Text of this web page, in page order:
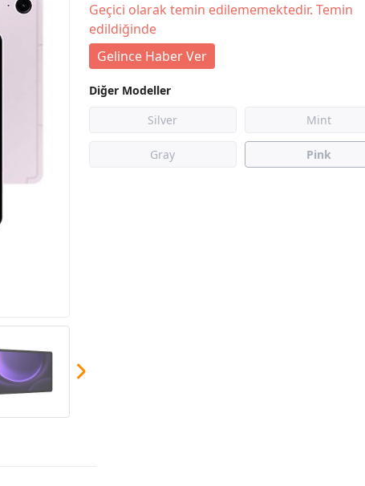
Geçici olarak temin edilememektedir. Temin
edildiğinde
Gelince Haber Ver
Diğer Modeller
Silver
Mint
Gray Pink